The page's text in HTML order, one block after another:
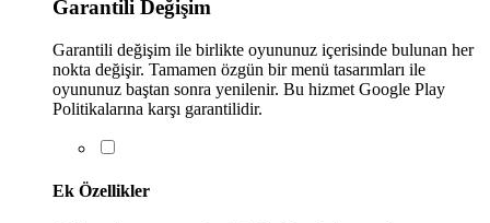
Garantili Değişim
Garantili değişim ile birlikte oyununuz içerisinde bulunan her
nokta değişir. Tamamen özgün bir menü tasarımları ile
oyununuz baştan sonra yenilenir. Bu hizmet Google Play
Politikalarına karşı garantilidir.
Ek Özellikler